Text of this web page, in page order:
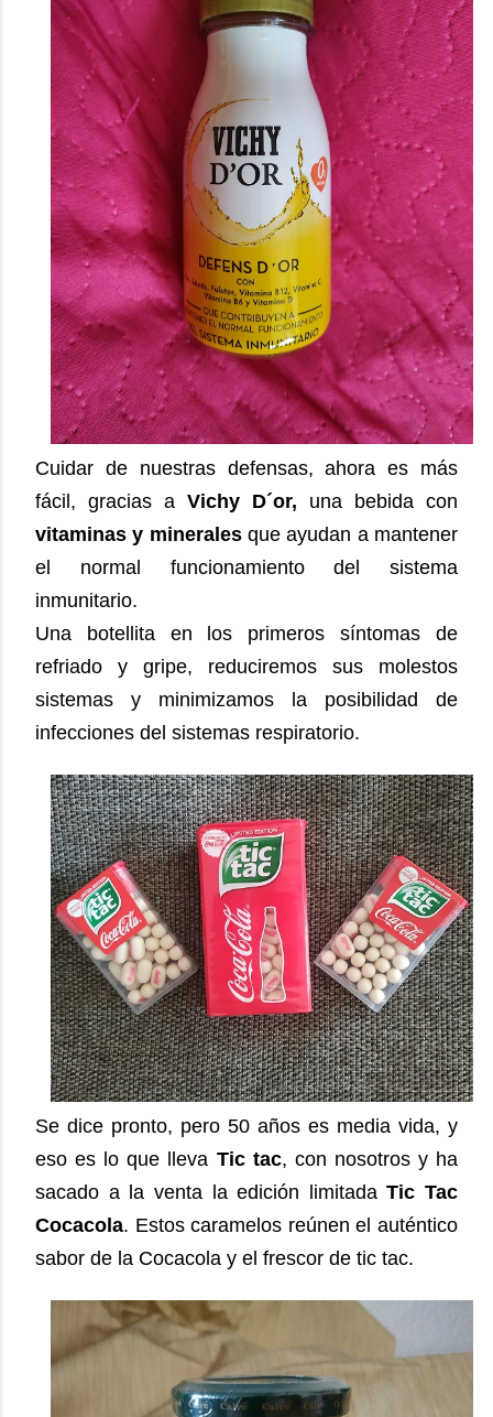
Cuidar de nuestras defensas, ahora es más
fácil, gracias a Vichy D´or, una bebida con
vitaminas y mineralesque ayudan a mantener
el normal funcionamiento del sistema
inmunitario.
Una botellita en los primeros síntomas de
refriado y gripe, reduciremos sus molestos
sistemas y minimizamos la posibilidad de
infecciones del sistemas respiratorio.
Se dice pronto, pero 50 años es media vida, y
eso es lo que lleva Tic tac, con nosotros y ha
sacado a la venta la edición limitadaTic Tac
Cocacola. Estos caramelos reúnen el auténtico
sabor de la Cocacola y el frescor de tic tac.